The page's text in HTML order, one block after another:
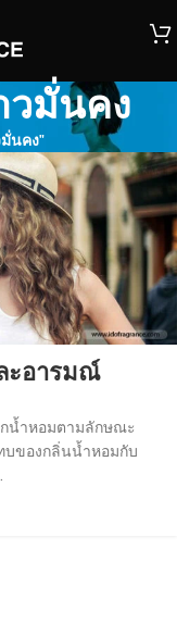
วมั่นคง
มั่นคง"
ะอารมณ์
น้ำหอมตามลักษณะ
บของกลิ่นน้ำหอมกับ